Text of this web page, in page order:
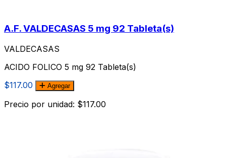
A.F. VALDECASAS 5 mg 92 Tableta(s)
VALDECASAS
ACIDO FOLICO 5 mg 92 Tableta(s)
$117.00
Agregar
Precio por unidad: $117.00